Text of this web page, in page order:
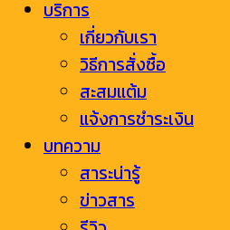
บริการ
เกี่ยวกับเรา
วิธีการสั่งซื้อ
สะสมแต้ม
แจ้งการชำระเงิน
บทความ
สาระน่ารู้
ข่าวสาร